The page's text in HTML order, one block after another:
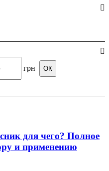
грн ОК
для чего? Полное
и применению